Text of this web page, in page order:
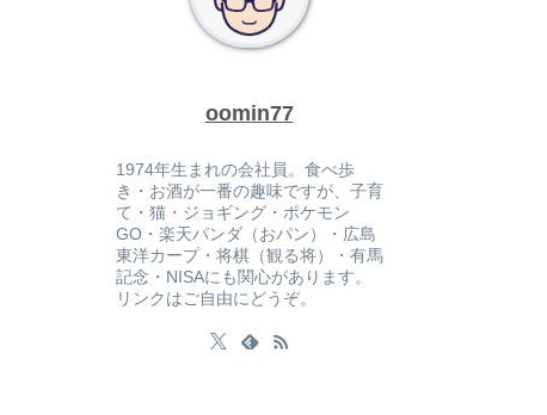
oomin77
1974年生まれの会社員。食べ歩
き・お酒が一番の趣味ですが、子育
て・猫・ジョギング・ポケモン
GO・楽天パンダ（おパン）・広島
東洋カープ・将棋（観る将）・有馬
記念・NISAにも関心があります。
リンクはご自由にどうぞ。